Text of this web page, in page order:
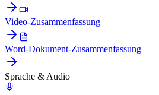
Video-Zusammenfassung
Word-Dokument-Zusammenfassung
Sprache & Audio